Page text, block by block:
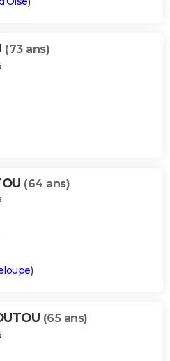
(73 ans)
(64 ans)
)
(65 ans)